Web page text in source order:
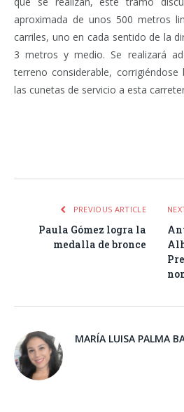
aproximada de unos 500 metros
carriles, uno en cada sentido de la
3 metros y medio. Se realizará
terreno considerable,
las cunetas de servicio a esta
PREVIOUS ARTICLE
Paula Gómez logra la
medalla de bronce
MARÍA LUISA PALMA